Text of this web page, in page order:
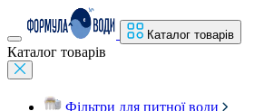
Каталог товарів
Каталог товарів
Фільтри для питної води